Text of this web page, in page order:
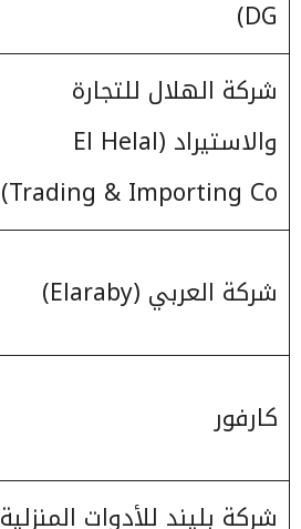
DG)
شركة الهلال للتجارة
والاستيراد (El Helal
Trading & Importing Co)
شركة العربي (Elaraby)
كارفور
شركة بليند للأدوات المنزلية